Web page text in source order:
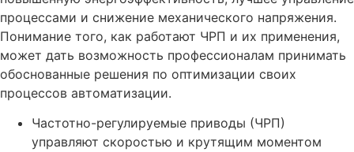
процессами и снижение механического напряжения.
Понимание того, как работают ЧРП и их применения,
может дать возможность профессионалам принимать
обоснованные решения по оптимизации своих
процессов автоматизации.
Частотно-регулируемые приводы (ЧРП)
управляют скоростью и крутящим моментом